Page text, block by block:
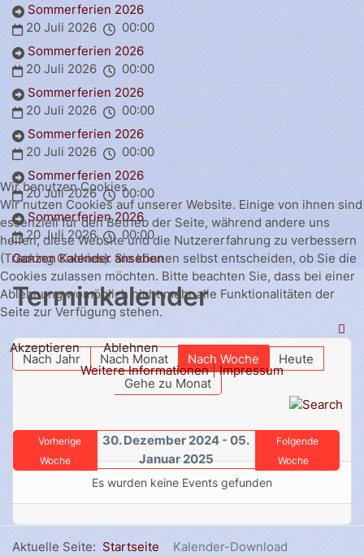
Sommerferien 2026
20 Juli 2026
00:00
Sommerferien 2026
20 Juli 2026
00:00
Sommerferien 2026
20 Juli 2026
00:00
Sommerferien 2026
20 Juli 2026
00:00
Sommerferien 2026
20 Juli 2026
00:00
Sommerferien 2026
20 Juli 2026
00:00
Ganzen Kalender ansehen
Terminkalender
Nach Jahr Nach Monat Nach Woche
Heute
Gehe zu Monat
Vorherige
Woche
30. Dezember 2024 - 05.
Januar 2025
Folgende
Woche
Es wurden keine Events gefunden
Aktuelle Seite: Startseite Kalender-Download
Wir benutzen Cookies
Wir nutzen Cookies auf unserer Website. Einige von ihnen sind
essenziell für den Betrieb der Seite, während andere uns
helfen, diese Website und die Nutzererfahrung zu verbessern
(Tracking Cookies). Sie können selbst entscheiden, ob Sie die
Cookies zulassen möchten. Bitte beachten Sie, dass bei einer
Ablehnung womöglich nicht mehr alle Funktionalitäten der
Seite zur Verfügung stehen.
Akzeptieren
Ablehnen
Weitere Informationen|Impressum